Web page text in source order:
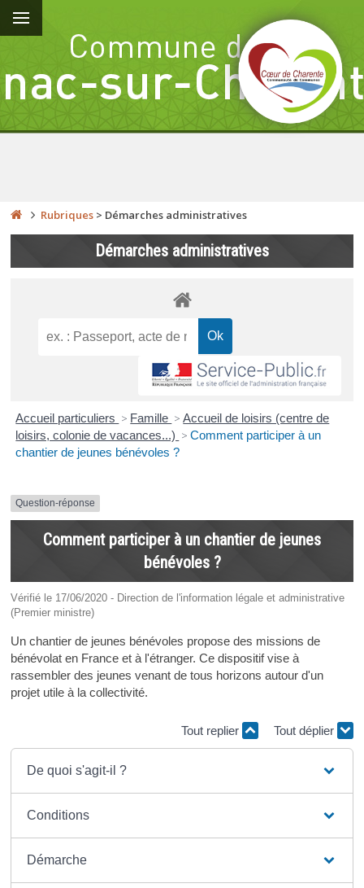
Rubriques > Démarches administratives
Démarches administratives
Accueil particuliers > Famille > Accueil de loisirs (centre de
loisirs, colonie de vacances...) > Comment participer à un
chantier de jeunes bénévoles ?
Question-réponse
Comment participer à un chantier de jeunes
bénévoles ?
Vérifié le 17/06/2020 - Direction de l'information légale et administrative
(Premier ministre)
Un chantier de jeunes bénévoles propose des missions de
bénévolat en France et à l'étranger. Ce dispositif vise à
rassembler des jeunes venant de tous horizons autour d'un
projet utile à la collectivité.
Tout replier Tout déplier
De quoi s'agit-il ?
Conditions
Démarche